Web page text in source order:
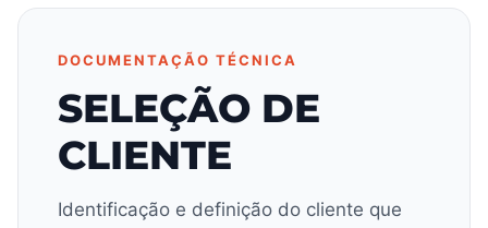
DOCUMENTAÇÃO TÉCNICA
SELEÇÃO DE
CLIENTE
Identificação e definição do cliente que